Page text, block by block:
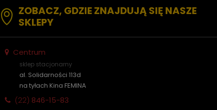
ZOBACZ, GDZIE ZNAJDUJĄ SIĘ NASZE
SKLEPY
Centrum
sklep stacjonarny
al. Solidarności 113d
na tyłach Kina FEMINA
(22) 846-15-83